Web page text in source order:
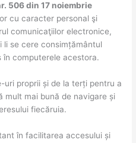
506 din 17 noiembrie
cu caracter personal şi
comunicaţiilor electronice,
se cere consimțământul
în computerele acestora.
proprii și de la terți pentru a
mult mai bună de navigare și
fiecăruia.
în facilitarea accesului și